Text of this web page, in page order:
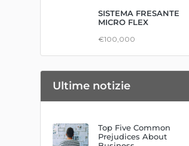
SISTEMA FRESANTE
MICRO FLEX
€100,000
Ultime notizie
Top Five Common
Prejudices About